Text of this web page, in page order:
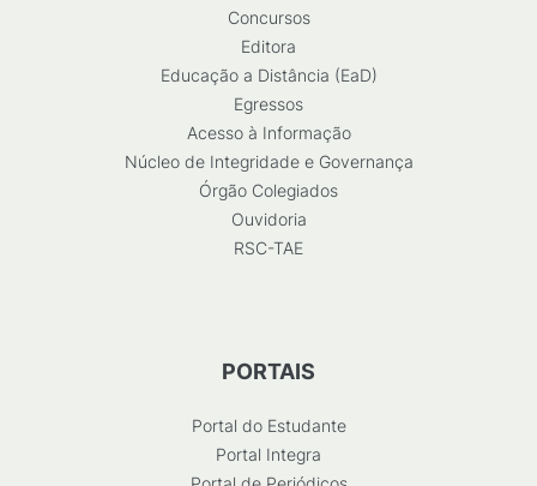
Concursos
Editora
Educação a Distância (EaD)
Egressos
Acesso à Informação
Núcleo de Integridade e Governança
Órgão Colegiados
Ouvidoria
RSC-TAE
PORTAIS
Portal do Estudante
Portal Integra